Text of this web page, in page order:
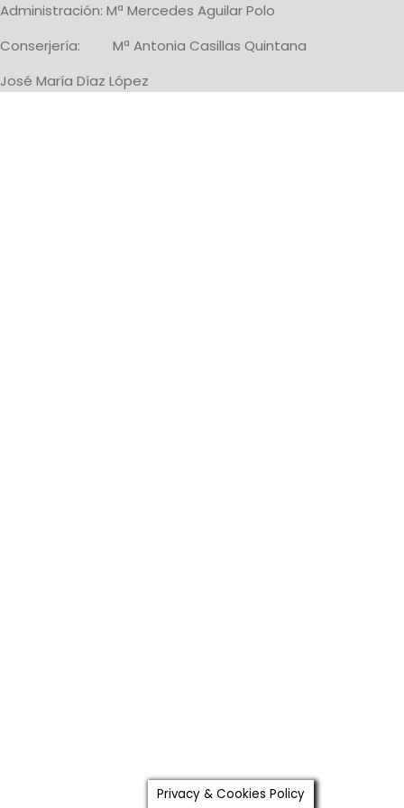
Administración: Mª Mercedes Aguilar Polo
Conserjería: Mª Antonia Casillas Quintana
José María Díaz López
Privacy & Cookies Policy